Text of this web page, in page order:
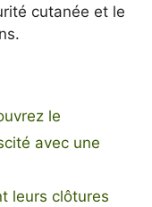
cutanée et le
le
avec une
leurs clôtures